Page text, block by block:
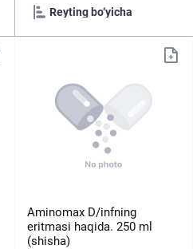
Aminomax D/infning
eritmasi haqida. 250 ml
(shisha)